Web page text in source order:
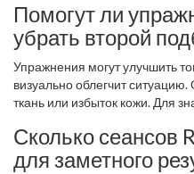
Помогут ли
убрать второй
Упражнения могут улучшить
визуально облегчит
ткань или избыток кожи. Для
Сколько сеансов
для заметного